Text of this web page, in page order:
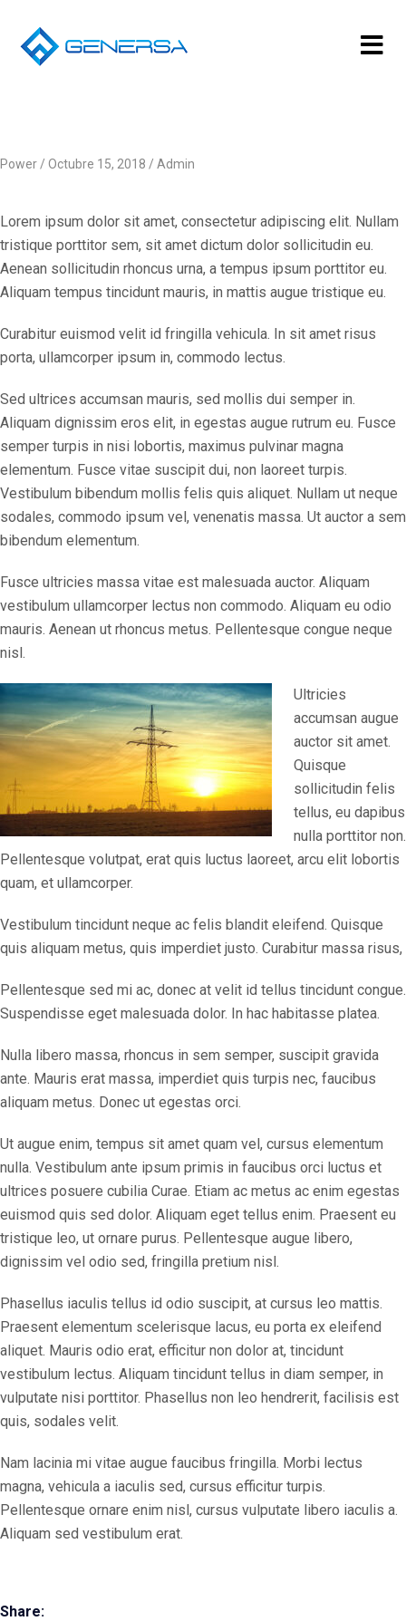
Power Octubre 15, 2018 Admin
Lorem ipsum dolor sit amet, consectetur adipiscing elit. Nullam
tristique porttitor sem, sit amet dictum dolor sollicitudin eu.
Aenean sollicitudin rhoncus urna, a tempus ipsum porttitor eu.
Aliquam tempus tincidunt mauris, in mattis augue tristique eu.
Curabitur euismod velit id fringilla vehicula. In sit amet risus
porta, ullamcorper ipsum in, commodo lectus.
Sed ultrices accumsan mauris, sed mollis dui semper in.
Aliquam dignissim eros elit, in egestas augue rutrum eu. Fusce
semper turpis in nisi lobortis, maximus pulvinar magna
elementum. Fusce vitae suscipit dui, non laoreet turpis.
Vestibulum bibendum mollis felis quis aliquet. Nullam ut neque
sodales, commodo ipsum vel, venenatis massa. Ut auctor a sem
bibendum elementum.
Fusce ultricies massa vitae est malesuada auctor. Aliquam
vestibulum ullamcorper lectus non commodo. Aliquam eu odio
mauris. Aenean ut rhoncus metus. Pellentesque congue neque
nisl.
Ultricies
accumsan augue
auctor sit amet.
Quisque
sollicitudin felis
tellus, eu dapibus
nulla porttitor non.
Pellentesque volutpat, erat quis luctus laoreet, arcu elit lobortis
quam, et ullamcorper.
Vestibulum tincidunt neque ac felis blandit eleifend. Quisque
quis aliquam metus, quis imperdiet justo. Curabitur massa risus,
Pellentesque sed mi ac, donec at velit id tellus tincidunt congue.
Suspendisse eget malesuada dolor. In hac habitasse platea.
Nulla libero massa, rhoncus in sem semper, suscipit gravida
ante. Mauris erat massa, imperdiet quis turpis nec, faucibus
aliquam metus. Donec ut egestas orci.
Ut augue enim, tempus sit amet quam vel, cursus elementum
nulla. Vestibulum ante ipsum primis in faucibus orci luctus et
ultrices posuere cubilia Curae. Etiam ac metus ac enim egestas
euismod quis sed dolor. Aliquam eget tellus enim. Praesent eu
tristique leo, ut ornare purus. Pellentesque augue libero,
dignissim vel odio sed, fringilla pretium nisl.
Phasellus iaculis tellus id odio suscipit, at cursus leo mattis.
Praesent elementum scelerisque lacus, eu porta ex eleifend
aliquet. Mauris odio erat, efficitur non dolor at, tincidunt
vestibulum lectus. Aliquam tincidunt tellus in diam semper, in
vulputate nisi porttitor. Phasellus non leo hendrerit, facilisis est
quis, sodales velit.
Nam lacinia mi vitae augue faucibus fringilla. Morbi lectus
magna, vehicula a iaculis sed, cursus efficitur turpis.
Pellentesque ornare enim nisl, cursus vulputate libero iaculis a.
Aliquam sed vestibulum erat.
Share: